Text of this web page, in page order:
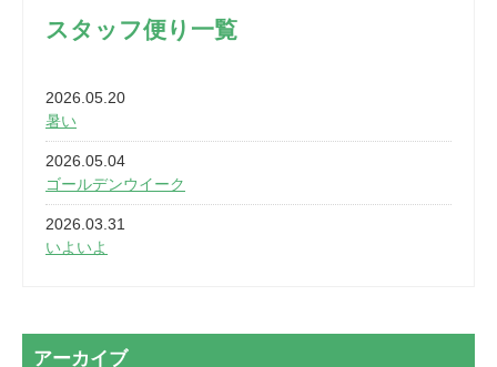
スタッフ便り一覧
2026.05.20
暑い
2026.05.04
ゴールデンウイーク
2026.03.31
いよいよ
2026.03.20
アーカイブ